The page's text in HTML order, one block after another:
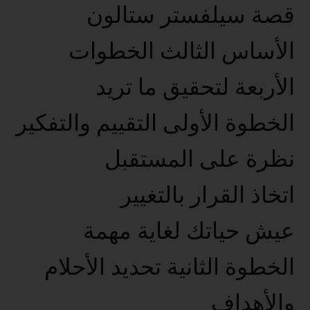
قصة سيلفستر ستالون
الأساس الثالث الخطوات
الأربعة لتحقيق ما تريد
الخطوة الأولى التقييم والتفكير
نظرة على المستقبل
اتخاذ القرار بالتغيير
عيش حياتك لغاية مهمة
الخطوة الثانية تحديد الأحلام
والأهداف